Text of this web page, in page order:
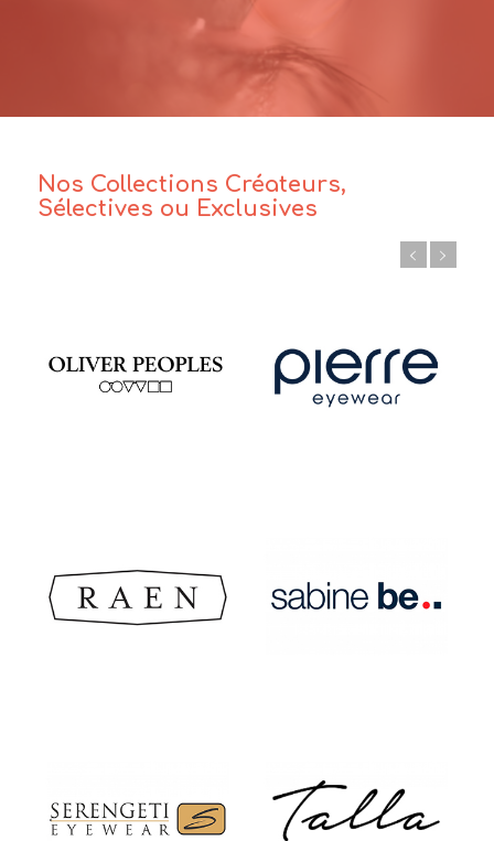
Nos Collections Créateurs,
Sélectives ou Exclusives